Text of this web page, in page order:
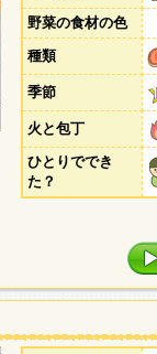
野菜の食材の色
種類
季節
火と包丁
ひとりででき
た？